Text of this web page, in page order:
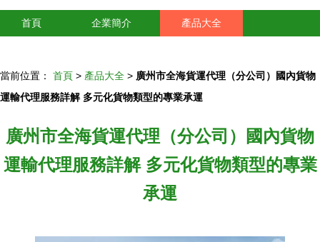
首頁 企業簡介 產品大全
當前位置： 首頁 > 產品大全 > 廣州市全海貨運代理（分公司）國內貨物
運輸代理服務詳解 多元化貨物類型的專業承運
廣州市全海貨運代理（分公司）國內貨物
運輸代理服務詳解 多元化貨物類型的專業
承運